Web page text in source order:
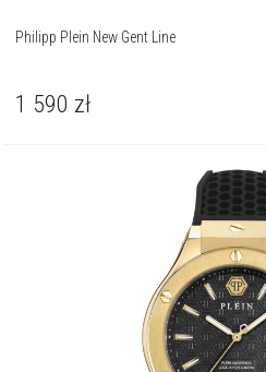
Philipp Plein New Gent Line
1 590 zł